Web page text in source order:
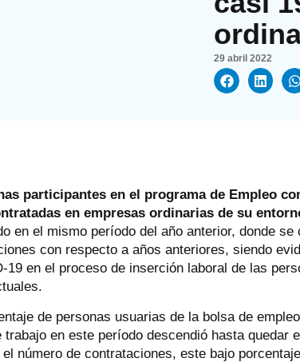
29 abril 2022
participantes en el programa de Empleo
en empresas ordinarias de su
en el mismo período del año anterior, donde
con respecto a años anteriores, siendo
19 en el proceso de inserción laboral de las
de personas usuarias de la bolsa de
en este período descendió hasta quedar
número de contrataciones, este bajo